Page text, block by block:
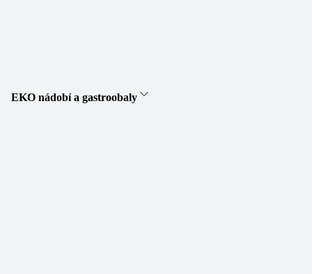
EKO nádobí a gastroobaly